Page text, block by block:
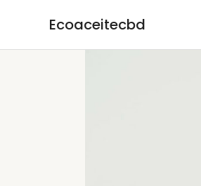
contenido
Ecoaceitecbd